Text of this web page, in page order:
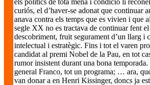
els polítics de tota mena i condició li
curiós, el d’haver-se adonat que continuar
anava contra els temps que es vivien i que
segle XX no es tractava de continuar fent
descobriment, fruit segurament d’un llarg i
intelectual i estratègic. Fins i tot el varen
candidat al premi Nobel de la Pau, en tot
rumor insistent durant una bona
general Franco, tot un programa; … ara,
van donar a en Henri Kissinger, doncs ja